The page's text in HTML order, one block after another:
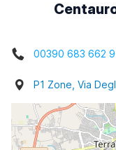
00390 683 662
P1 Zone, Via